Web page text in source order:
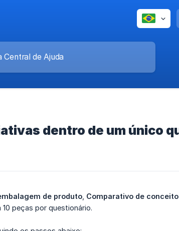
dentro de um único
de produto Comparativo de
peças por questionário.